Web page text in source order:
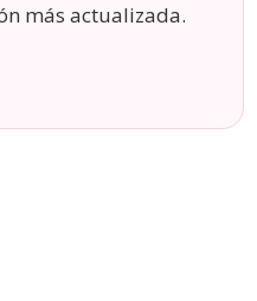
más actualizada.